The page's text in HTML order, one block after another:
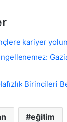
kariyer
Birincileri
eğitim